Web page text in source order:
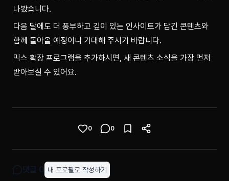
나봤습니다.
다음 달에도 더 풍부하고 깊이 있는 인사이트가 담긴 콘텐츠와
함께 돌아올 예정이니 기대해 주시기 바랍니다.
믹스 확장 프로그램을 추가하시면, 새 콘텐츠 소식을 가장 먼저
받아보실 수 있어요.
0 0
댓글 0 내 프로필로 작성하기